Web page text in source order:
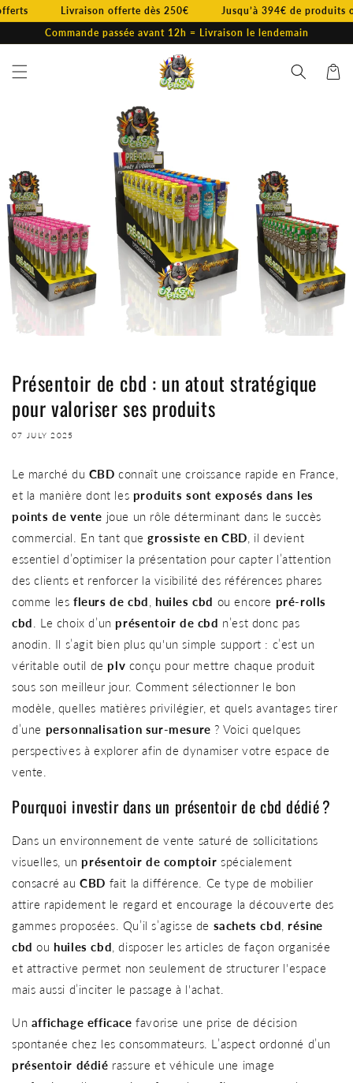
passer
contenu
Livraison offerte dès 250€
Jusqu’à 394€ de produits
Commande passée avant 12h = Livraison le lendemain
Panier
Présentoir de cbd : un atout stratégique
pour valoriser ses produits
07 JULY 2025
Le marché du CBD connaît une croissance rapide en France,
et la manière dont les produits sont exposés dans les
points de vente joue un rôle déterminant dans le succès
commercial. En tant quegrossiste en CBD , il devient
essentiel d’optimiser la présentation pour capter l’attention
des clients et renforcer la visibilité des références phares
comme les fleurs de cbd huiles cbd ou encore pré-rolls
cbd
. Le choix d’un présentoir de cbd n’est donc pas
anodin. Il s’agit bien plus qu'un simple support : c’est un
véritable outil de plv conçu pour mettre chaque produit
sous son meilleur jour. Comment sélectionner le bon
modèle, quelles matières privilégier, et quels avantages tirer
d’une personnalisation sur-mesure ? Voici quelques
perspectives à explorer afin de dynamiser votre espace de
vente.
Pourquoi investir dans un présentoir de cbd dédié ?
Dans un environnement de vente saturé de sollicitations
visuelles, un présentoir de comptoir spécialement
consacré auCBD fait la différence. Ce type de mobilier
attire rapidement le regard et encourage la découverte des
gammes proposées. Qu’il s’agisse de sachets cbd résine
cbd ou huiles cbd , disposer les articles de façon organisée
et attractive permet non seulement de structurer l'espace
mais aussi d’inciter le passage à l'achat.
Un affichage efficace favorise une prise de décision
spontanée chez les consommateurs. L’aspect ordonné d’un
présentoir dédié rassure et véhicule une image